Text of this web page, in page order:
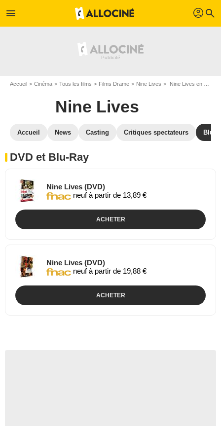
menu profil search
Accueil Cinéma Tous les films Films Drame Nine Lives Nine Lives en DVD Blu Ray
Nine Lives
Accueil News Casting Critiques spectateurs Blu-
DVD et Blu-Ray
Nine Lives (DVD)
neuf à partir de 13,89 €
ACHETER
Nine Lives (DVD)
neuf à partir de 19,88 €
ACHETER